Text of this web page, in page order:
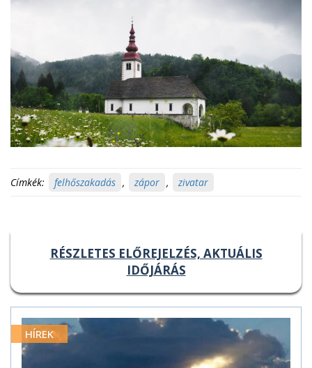
Címkék: felhőszakadás , zápor , zivatar
RÉSZLETES ELŐREJELZÉS, AKTUÁLIS
IDŐJÁRÁS
HÍREK